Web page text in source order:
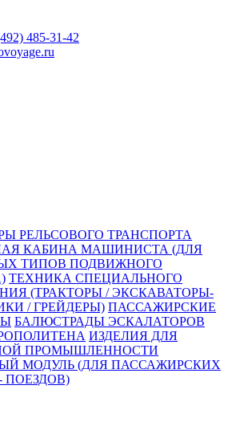
485-31-42
РЕЛЬСОВОГО ТРАНСПОРТА
КАБИНА МАШИНИСТА (ДЛЯ
ТИПОВ ПОДВИЖНОГО
ТЕХНИКА СПЕЦИАЛЬНОГО
(ТРАКТОРЫ / ЭКСКАВАТОРЫ-
/ ГРЕЙДЕРЫ) ПАССАЖИРСКИЕ
БАЛЮСТРАДЫ ЭСКАЛАТОРОВ
ИЗДЕЛИЯ ДЛЯ
ПРОМЫШЛЕННОСТИ
МОДУЛЬ (ДЛЯ ПАССАЖИРСКИХ
ПОЕЗДОВ)